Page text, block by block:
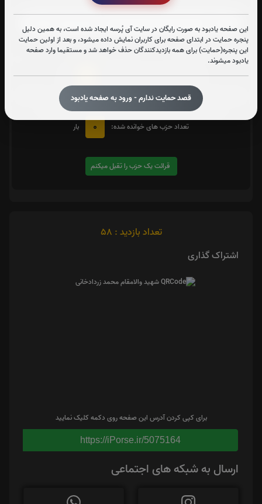
این صفحه یادبود به صورت رایگان در سایت آی پُرسه ایجاد شده است، به همین دلیل
پنجره حمایت در ابتدای صفحه برای کاربران نمایش داده میشود، و بعد از اولین حمایت
این پنجره(حمایت) برای همه بازدیدکنندگان حذف خواهد شد و مستقیما وارد صفحه
یادبود میشوند.
قصد حمایت ندارم - ورود به صفحه یادبود
زیارت شهدا
متن زیارت شهدا
تعداد دفعات ختم کل قرآن: 0 بار
در صورت تمایل با کلیک بر روی دکمه زیر قرائتیک حزبرا تقبل کنید. بعد از کلیک
کردن سامانه شماره و صوت اولین حزب خوانده نشده را نمایش میدهد
تعداد حزب های خوانده شده:
0 بار
قرائت یک حزب را تقبل میکنم
تعداد بازدید : 58
اشتراک گذاری
برای کپی کردن آدرس این صفحه روی دکمه کلیک نمایید
https://iPorse.ir/5075164
ارسال به شبکه های اجتماعی